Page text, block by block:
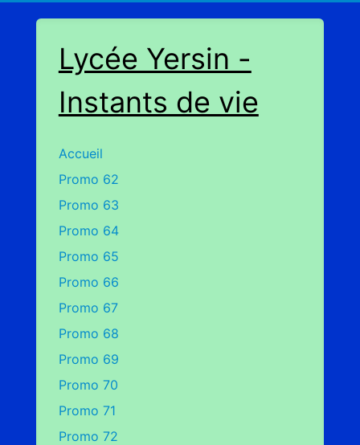
Lycée Yersin -
Instants de vie
Accueil
Promo 62
Promo 63
Promo 64
Promo 65
Promo 66
Promo 67
Promo 68
Promo 69
Promo 70
Promo 71
Promo 72